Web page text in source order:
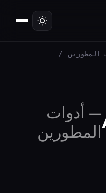
المطورين
/
— أدوات
المطورين